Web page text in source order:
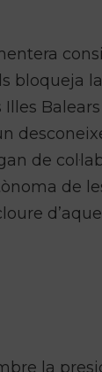
bloqueja la
de
de
la